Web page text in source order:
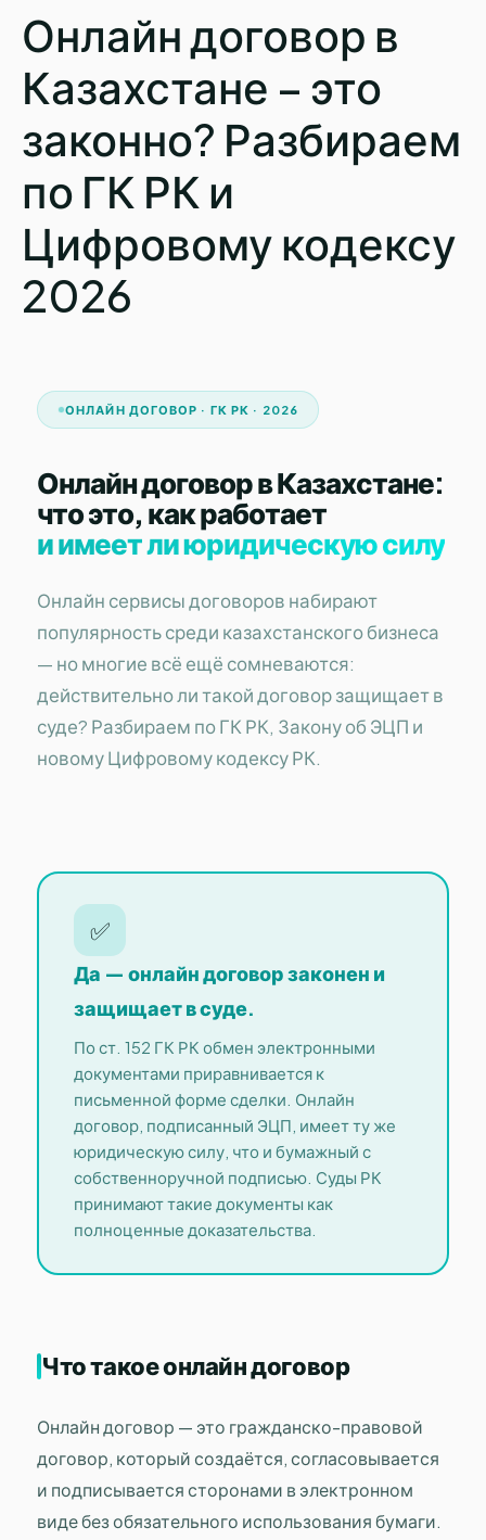
Онлайн договор в
Казахстане – это
законно? Разбираем
по ГК РК и
Цифровому кодексу
2026
ОНЛАЙН ДОГОВОР · ГК РК · 2026
Онлайн договор в Казахстане:
что это, как работает
и имеет ли юридическую силу
Онлайн сервисы договоров набирают
популярность среди казахстанского бизнеса
— но многие всё ещё сомневаются:
действительно ли такой договор защищает в
суде? Разбираем по ГК РК, Закону об ЭЦП и
новому Цифровому кодексу РК.
✅
Да — онлайн договор законен и
защищает в суде.
По ст. 152 ГК РК обмен электронными
документами приравнивается к
письменной форме сделки. Онлайн
договор, подписанный ЭЦП, имеет ту же
юридическую силу, что и бумажный с
собственноручной подписью. Суды РК
принимают такие документы как
полноценные доказательства.
Что такое онлайн договор
Онлайн договор — это гражданско-правовой
договор, который создаётся, согласовывается
и подписывается сторонами в электронном
виде без обязательного использования бумаги.